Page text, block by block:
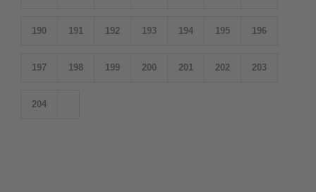
190 191 192 193 194 195 196
197 198 199 200 201 202 203
204